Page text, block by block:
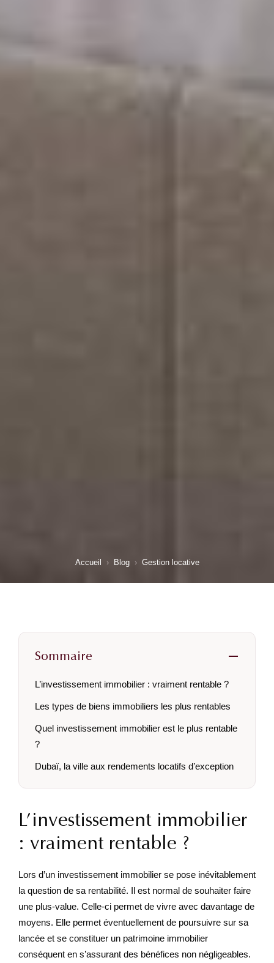
Accueil › Blog › Gestion locative
Sommaire
L’investissement immobilier : vraiment rentable ?
Les types de biens immobiliers les plus rentables
Quel investissement immobilier est le plus rentable
?
Dubaï, la ville aux rendements locatifs d’exception
L’investissement immobilier
: vraiment rentable ?
Lors d’un investissement immobilier se pose inévitablement
la question de sa rentabilité. Il est normal de souhaiter faire
une plus-value. Celle-ci permet de vivre avec davantage de
moyens. Elle permet éventuellement de poursuivre sur sa
lancée et se constituer un patrimoine immobilier
conséquent en s’assurant des bénéfices non négligeables.